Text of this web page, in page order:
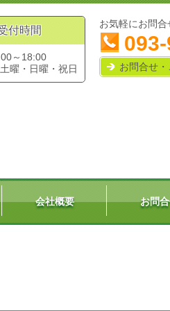
付時間
～18:00
曜・日曜・祝日
お気軽にお問
お問合せ
会社概要 お問